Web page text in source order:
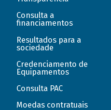
Consulta a
financiamentos
Resultados para a
sociedade
Credenciamento de
Equipamentos
Consulta PAC
Moedas contratuais